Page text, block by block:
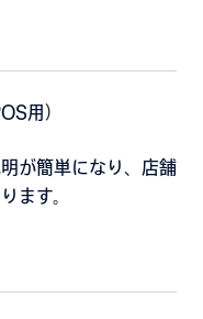
用）
が簡単になり、店舗
ます。